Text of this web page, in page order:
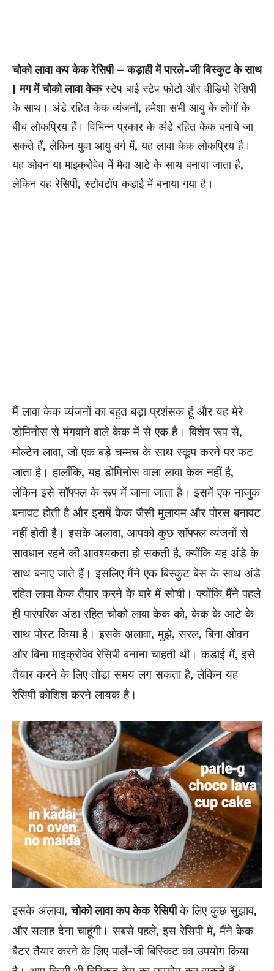
चोको लावा कप केक रेसिपी – कड़ाही में पारले-जी बिस्कुट के साथ
| मग में चोको लावा केकस्टेप बाई स्टेप फोटो और वीडियो रेसिपी
के साथ। अंडे रहित केक व्यंजनों, हमेशा सभी आयु के लोगों के
बीच लोकप्रिय हैं। विभिन्न प्रकार के अंडे रहित केक बनाये जा
सकते हैं, लेकिन युवा आयु वर्ग में, यह लावा केक लोकप्रिय है।
यह ओवन या माइक्रोवेव में मैदा आटे के साथ बनाया जाता है,
लेकिन यह रेसिपी, स्टोवटॉप कडाई में बनाया गया है।
मैं लावा केक व्यंजनों का बहुत बड़ा प्रशंसक हूं और यह मेरे
डोमिनोस से मंगवाने वाले केक में से एक है। विशेष रूप से,
मोल्टेन लावा, जो एक बड़े चम्मच के साथ स्कूप करने पर फट
जाता है। हालाँकि, यह डोमिनोस वाला लावा केक नहीं है,
लेकिन इसे सॉफ्फ्ल के रूप में जाना जाता है। इसमें एक नाजुक
बनावट होती है और इसमें केक जैसी मुलायम और पोरस बनावट
नहीं होती है। इसके अलावा, आपको कुछ सॉफ्फ्ल व्यंजनों से
सावधान रहने की आवश्यकता हो सकती है, क्योंकि यह अंडे के
साथ बनाए जाते हैं। इसलिए मैंने एक बिस्कुट बेस के साथ अंडे
रहित लावा केक तैयार करने के बारे में सोची। क्योंकि मैंने पहले
ही पारंपरिक अंडा रहित चोको लावा केक को, केक के आटे के
साथ पोस्ट किया है। इसके अलावा, मुझे, सरल, बिना ओवन
और बिना माइक्रोवेव रेसिपी बनाना चाहती थी। कडाई में, इसे
तैयार करने के लिए तोडा समय लग सकता है, लेकिन यह
रेसिपी कोशिश करने लायक है।
इसके अलावा,चोको लावा कप केक रेसिपीके लिए कुछ सुझाव,
और सलाह देना चाहूंगी। सबसे पहले, इस रेसिपी में, मैंने केक
बैटर तैयार करने के लिए पार्ले-जी बिस्किट का उपयोग किया